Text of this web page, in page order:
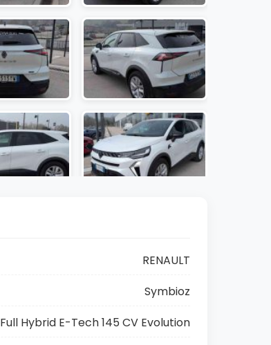
RENAULT
Symbioz
Full Hybrid E-Tech 145 CV Evolution